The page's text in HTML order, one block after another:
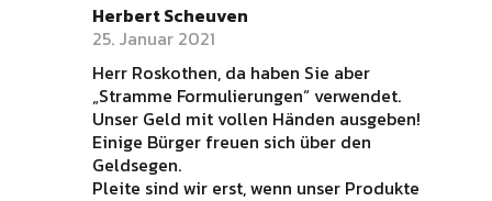
Herbert Scheuven
25. Januar 2021
Herr Roskothen, da haben Sie aber
„Stramme Formulierungen“ verwendet.
Unser Geld mit vollen Händen ausgeben!
Einige Bürger freuen sich über den
Geldsegen.
Pleite sind wir erst, wenn unser Produkte